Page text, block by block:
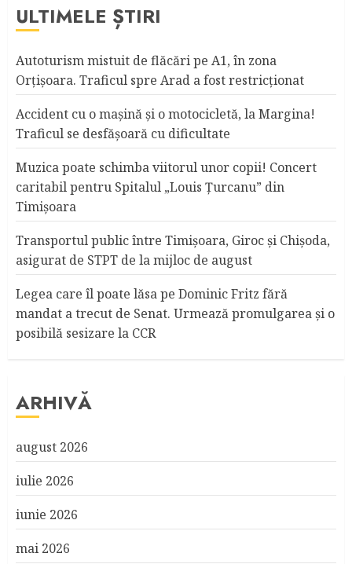
ULTIMELE ȘTIRI
Autoturism mistuit de flăcări pe A1, în zona
Orțișoara. Traficul spre Arad a fost restricționat
Accident cu o maşină şi o motocicletă, la Margina!
Traficul se desfăşoară cu dificultate
Muzica poate schimba viitorul unor copii! Concert
caritabil pentru Spitalul „Louis Ţurcanu” din
Timişoara
Transportul public între Timişoara, Giroc şi Chişoda,
asigurat de STPT de la mijloc de august
Legea care îl poate lăsa pe Dominic Fritz fără
mandat a trecut de Senat. Urmează promulgarea și o
posibilă sesizare la CCR
ARHIVĂ
august 2026
iulie 2026
iunie 2026
mai 2026